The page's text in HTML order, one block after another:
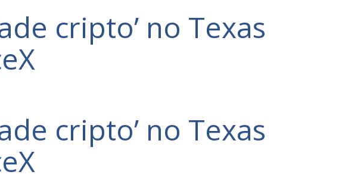
cripto’ no Texas
cripto’ no Texas